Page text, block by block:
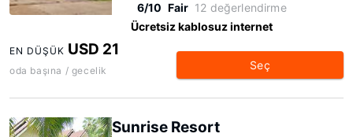
6/10 Fair 12 değerlendirme
Ücretsiz kablosuz internet
EN DÜŞÜK USD 21
oda başına / gecelik Seç
Sunrise Resort